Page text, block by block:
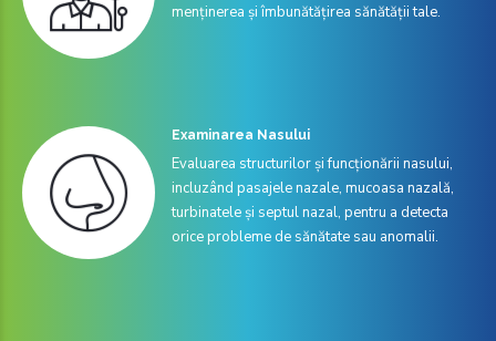
menținerea și îmbunătățirea sănătății tale.
Examinarea Nasului
Evaluarea structurilor și funcționării nasului,
incluzând pasajele nazale, mucoasa nazală,
turbinatele și septul nazal, pentru a detecta
orice probleme de sănătate sau anomalii.